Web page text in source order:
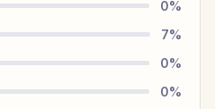
0%
7%
0%
0%